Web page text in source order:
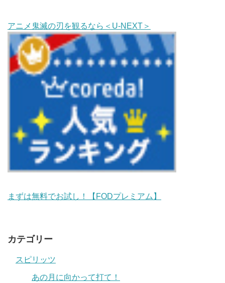
アニメ鬼滅の刃を観るなら＜U-NEXT＞
まずは無料でお試し！【FODプレミアム】
カテゴリー
スピリッツ
あの月に向かって打て！